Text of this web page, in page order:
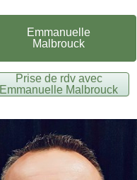
Emmanuelle
Malbrouck
Prise de rdv avec
Emmanuelle Malbrouck